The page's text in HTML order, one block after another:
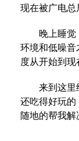
现在被广电总
晚上睡觉，
环境和低噪音
度从开始到现
来到这里约
还吃得好玩
随地的帮我解